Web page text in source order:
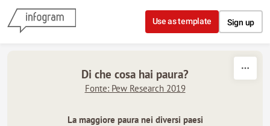
Skip to content
Use as template Sign up
Di che cosa hai paura?
Fonte: Pew Research 2019
La maggiore paura nei diversi paesi